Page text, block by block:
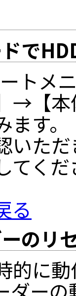
で
トメ
→【本
す。
いた
てく
る
のリ
的に